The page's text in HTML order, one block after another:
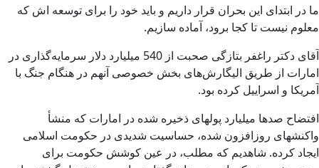
ما در ابتدای این بحران قرار داریم و باید خود را برای توسعه اش که
معلوم نیست تا کجا برود، آماده سازیم.
آقای دکتر راغفر بتازگی صحبت از 540 میلیارد دلار سرمایه‌گذاری در
امارات از طریق الیگارش‌های بخش خصوصی آنهم در هنگام جنگ با
آمریکا و اسراییل کرده بود.
افتضاح صدها میلیارد پولهای ذخیره شده در امارات که منشأ
واکنشهای روزافزون شده، حساسیت شدیدی در حکومت اسلامی
ایجاد کرده. شاهدیم که مطلب، در عین کوشش حکومت برای